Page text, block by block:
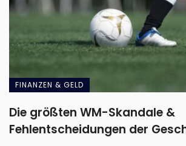
FINANZEN & GELD
Die größten WM-Skandale &
Fehlentscheidungen der